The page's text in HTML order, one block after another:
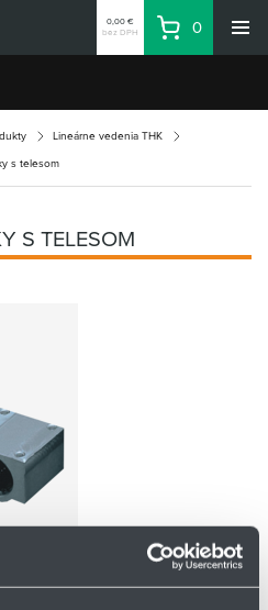
0,00 €
bez DPH
Košík
0
Lineárne vedenia THK
s telesom
S TELESOM